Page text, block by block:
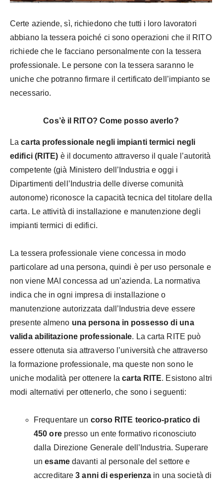
Certe aziende, sì, richiedono che tutti i loro lavoratori
abbiano la tessera poiché ci sono operazioni che il RITO
richiede che le facciano personalmente con la tessera
professionale. Le persone con la tessera saranno le
uniche che potranno firmare il certificato dell’impianto se
necessario.
Cos’è il RITO? Come posso averlo?
Lacarta professionale negli impianti termici negli
edifici (RITE) è il documento attraverso il quale l’autorità
competente (già Ministero dell’Industria e oggi i
Dipartimenti dell’Industria delle diverse comunità
autonome) riconosce la capacità tecnica del titolare della
carta. Le attività di installazione e manutenzione degli
impianti termici di edifici.
La tessera professionale viene concessa in modo
particolare ad una persona, quindi è per uso personale e
non viene MAI concessa ad un’azienda. La normativa
indica che in ogni impresa di installazione o
manutenzione autorizzata dall’Industria deve essere
presente almeno una persona in possesso di una
valida abilitazione professionale. La carta RITE può
essere ottenuta sia attraverso l’università che attraverso
la formazione professionale, ma queste non sono le
uniche modalità per ottenere lacarta RITE. Esistono altri
modi alternativi per ottenerlo, che sono i seguenti:
Frequentare un corso RITE teorico-pratico di
450 orepresso un ente formativo riconosciuto
dalla Direzione Generale dell’Industria. Superare
unesamedavanti al personale del settore e
accreditare3 anni di esperienza in una società di